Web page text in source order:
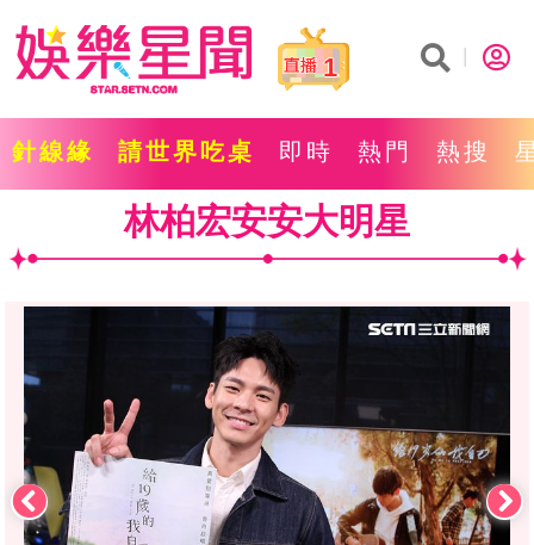
1
針線緣 請世界吃桌 即時 熱門 熱搜
林柏宏安安大明星